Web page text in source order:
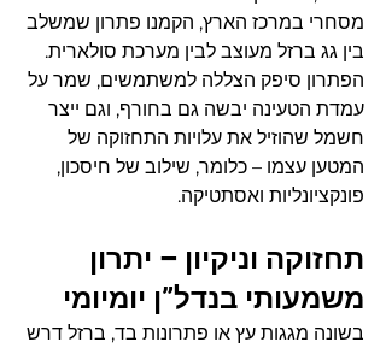
מסחרי במרכז הארץ, הקמנו פתרון שמשלב
בין גג ברזל מעוצב לבין מערכת סולארית.
הפתרון סיפק הצללה למשתמשים, שמר על
עמדת הטעינה יבשה גם בחורף, וגם ייצר
חשמל שהוזיל את עלויות התחזוקה של
המטען עצמו – כלומר, שילוב של חיסכון,
פונקציונליות ואסתטיקה.
תחזוקה וניקיון – יתרון
משמעותי בנדל”ן יומיומי
בשונה מגגות עץ או פתרונות בד, ברזל דרש